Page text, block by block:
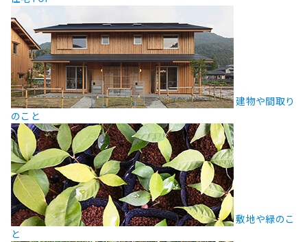
建物や間取り
のこと
敷地や緑のこ
と